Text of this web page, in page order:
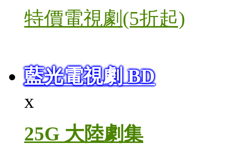
特價電視劇(5折起)
藍光電視劇 BD
x
25G 大陸劇集